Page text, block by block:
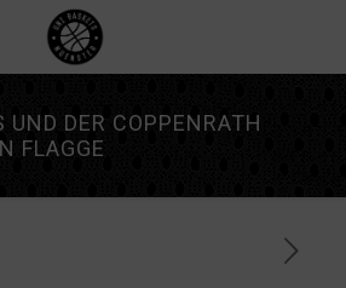
UND DER COPPENRATH
FLAGGE